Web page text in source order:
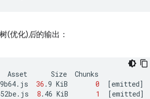
(优化)后的输出：
Asset Size
Chunks
36 .9 KiB 0 [emitted]
8.46 KiB 1 [emitted]